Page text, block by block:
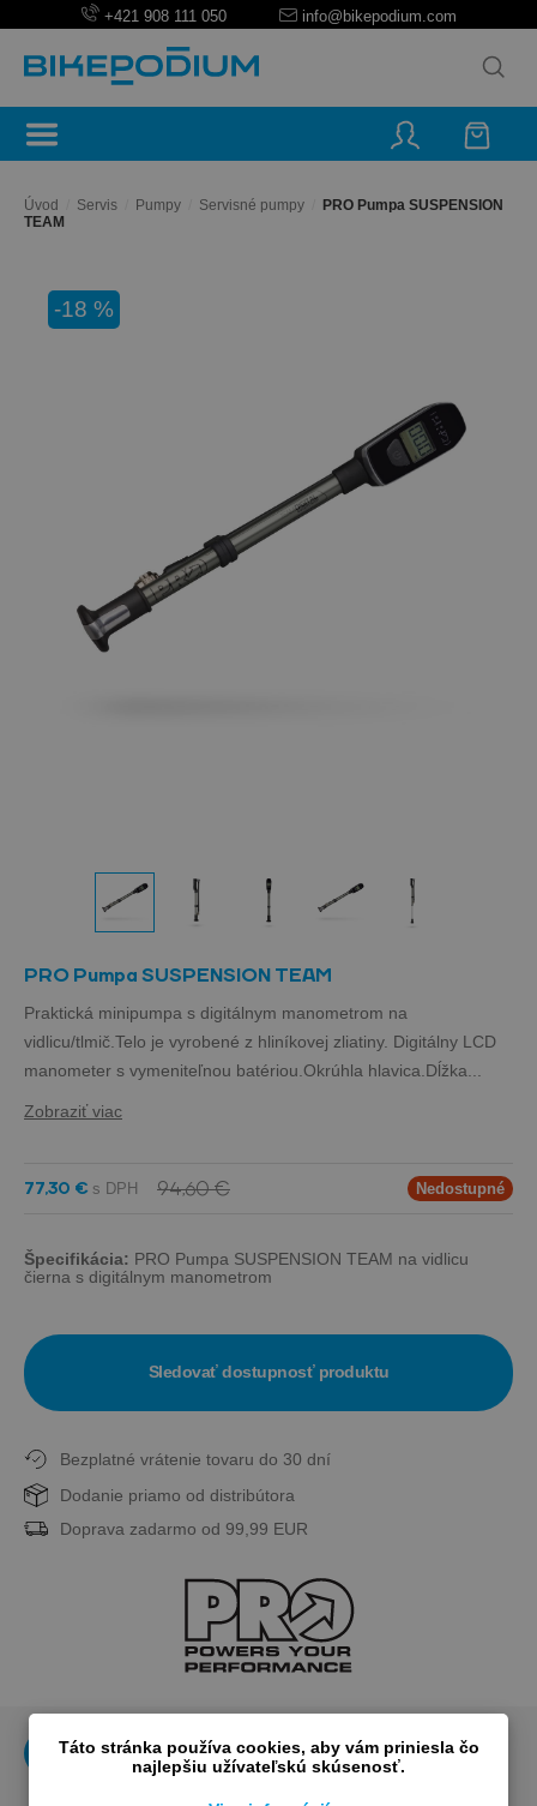
Táto stránka používa cookies, aby vám priniesla čo
najlepšiu užívateľskú skúsenosť.
+421 908 111 050 info@bikepodium.com
Úvod Servis Pumpy Servisné pumpy
PRO Pumpa SUSPENSION
TEAM
-18 %
PRO Pumpa SUSPENSION TEAM
Praktická minipumpa s digitálnym manometrom na
vidlicu/tlmič.Telo je vyrobené z hliníkovej zliatiny. Digitálny LCD
manometer s vymeniteľnou batériou.Okrúhla hlavica.Dĺžka...
Zobraziť viac
77,30 € 94,60 € Nedostupné
Špecifikácia: PRO Pumpa SUSPENSION TEAM na vidlicu
čierna s digitálnym manometrom
Sledovať dostupnosť produktu
Bezplatné vrátenie tovaru do 30 dní
Dodanie priamo od distribútora
Doprava zadarmo od 99,99 EUR
Popis Výrobca